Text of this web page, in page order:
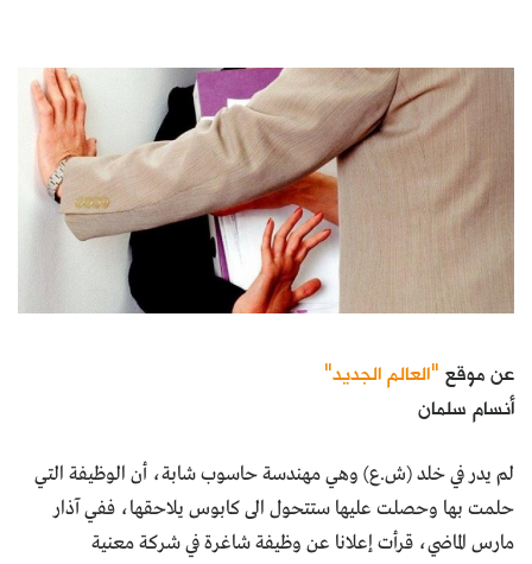
عن موقع "العالم الجديد"
أنسام سلمان
لم يدر في خلد (ش.ع) وهي مهندسة حاسوب شابة، أن الوظيفة التي
حلمت بها وحصلت عليها ستتحول الى كابوس يلاحقها، ففي آذار
مارس الماضي، قرأت إعلانا عن وظيفة شاغرة في شركة معنية